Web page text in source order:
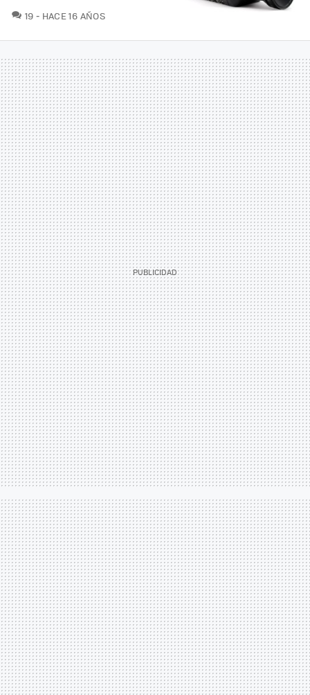
19 COMENTARIOS
HACE 16 AÑOS